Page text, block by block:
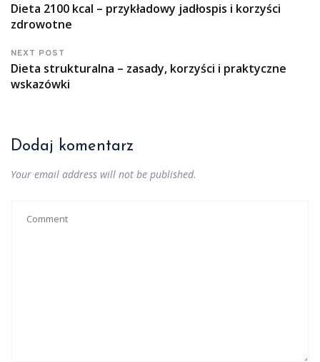
Dieta 2100 kcal – przykładowy jadłospis i korzyści
zdrowotne
NEXT POST
Dieta strukturalna – zasady, korzyści i praktyczne
wskazówki
Dodaj komentarz
Your email address will not be published.